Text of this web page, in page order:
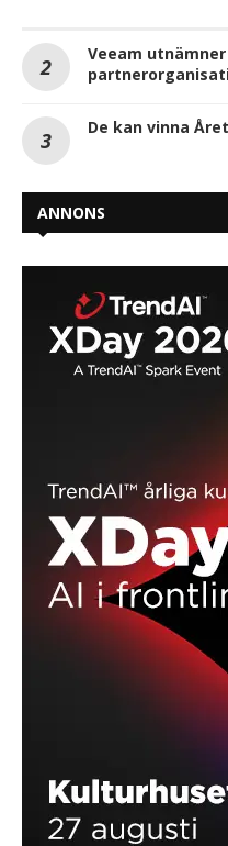
Veeam
De kan vinna
ANNONS